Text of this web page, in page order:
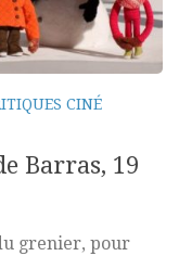
CINÉ
Barras, 19
grenier, pour